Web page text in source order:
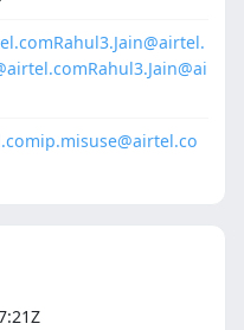
Rahul3.Jain@airtel.
Rahul3.Jain@ai
ip.misuse@airtel.co